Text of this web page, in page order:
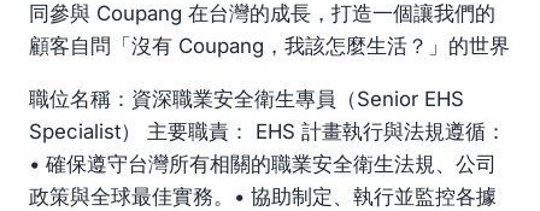
同參與 Coupang 在台灣的成長，打造一個讓我們的
顧客自問「沒有 Coupang，我該怎麼生活？」的世界
職位名稱：資深職業安全衛生專員（Senior EHS
Specialist） 主要職責： EHS 計畫執行與法規遵循：
• 確保遵守台灣所有相關的職業安全衛生法規、公司
政策與全球最佳實務。• 協助制定、執行並監控各據